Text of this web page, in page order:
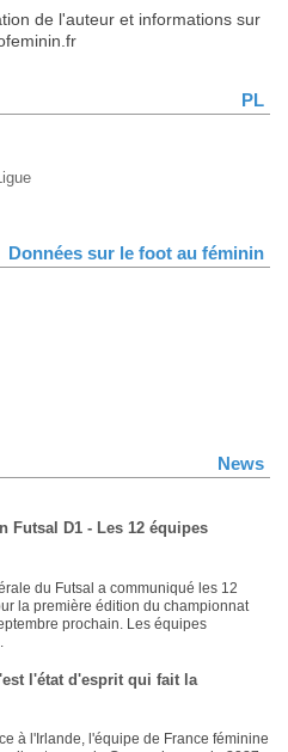
de l'auteur et informations sur
PL
Données sur le foot au féminin
News
Futsal D1 - Les 12 équipes
du Futsal a communiqué les 12
la première édition du championnat
prochain. Les équipes
l'état d'esprit qui fait la
à l'Irlande, l'équipe de France féminine